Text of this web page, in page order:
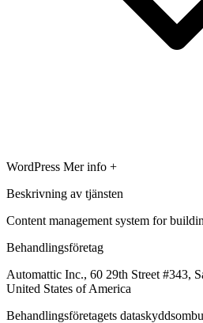
WordPress Mer info +
Beskrivning av tjänsten
Content management system for
Behandlingsföretag
Automattic Inc., 60 29th Street #343,
United States of America
Behandlingsföretagets